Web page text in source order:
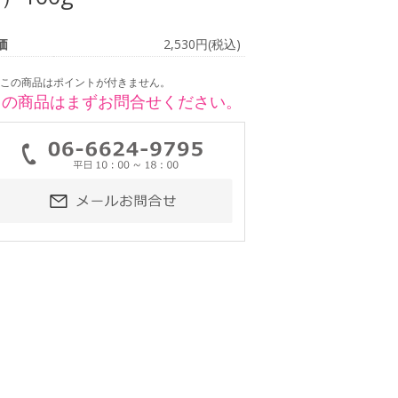
2,530円(税込)
商品はポイントが付きません。
商品はまずお問合せください。